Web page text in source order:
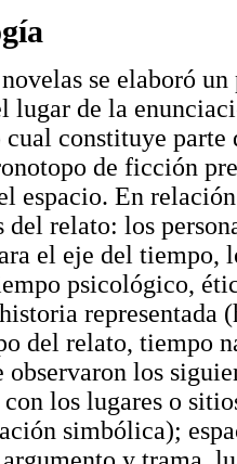
se elaboró
lugar de la
constituye
de ficción
espacio. En
del relato: los
el eje del tiempo,
psicológico,
representada
del relato, tiempo
observaron los
los lugares o
simbólica);